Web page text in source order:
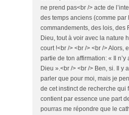
ne prend pas<br /> acte de
des temps anciens (comme
commandements, des lois, des
Dieu, tout à voir avec la nature
court !<br /> <br /> <br /> Alors,
partie de ton affirmation: « Il
Dieu ».<br /> <br /> Ben, si. Il y
parler que pour moi, mais je
de cet instinct de recherche qui
contient par essence une part
pourras me répondre que le